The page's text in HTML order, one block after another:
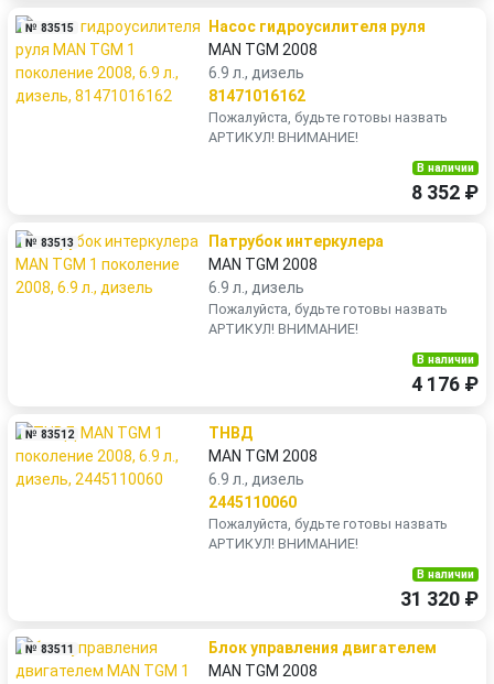
№ 83515
Насос гидроусилителя руля
MAN TGM 2008
6.9 л., дизель
81471016162
Пожалуйста, будьте готовы назвать
АРТИКУЛ! ВНИМАНИЕ!
В наличии
8 352 ₽
№ 83513
Патрубок интеркулера
MAN TGM 2008
6.9 л., дизель
Пожалуйста, будьте готовы назвать
АРТИКУЛ! ВНИМАНИЕ!
В наличии
4 176 ₽
№ 83512
ТНВД
MAN TGM 2008
6.9 л., дизель
2445110060
Пожалуйста, будьте готовы назвать
АРТИКУЛ! ВНИМАНИЕ!
В наличии
31 320 ₽
№ 83511
Блок управления двигателем
MAN TGM 2008